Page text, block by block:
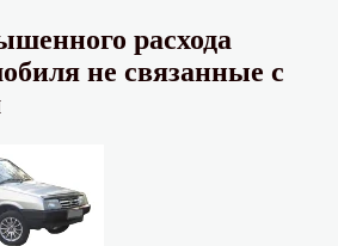
расхода
не связанные с